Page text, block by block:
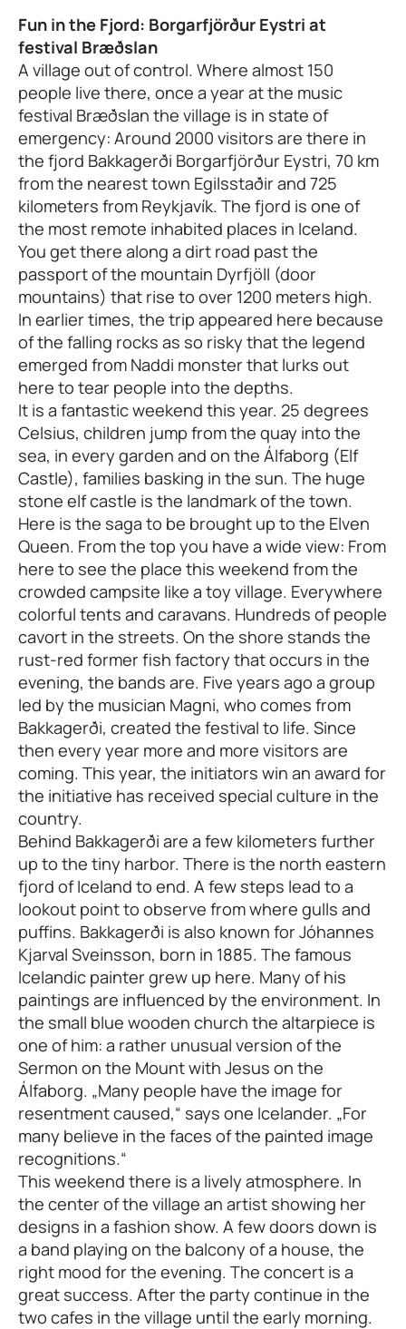
Fun in the Fjord: Borgarfjörður Eystri at
festival Bræðslan
A village out of control. Where almost 150
people live there, once a year at the music
festival Bræðslan the village is in state of
emergency: Around 2000 visitors are there in
the fjord Bakkagerði Borgarfjörður Eystri, 70 km
from the nearest town Egilsstaðir and 725
kilometers from Reykjavík. The fjord is one of
the most remote inhabited places in Iceland.
You get there along a dirt road past the
passport of the mountain Dyrfjöll (door
mountains) that rise to over 1200 meters high.
In earlier times, the trip appeared here because
of the falling rocks as so risky that the legend
emerged from Naddi monster that lurks out
here to tear people into the depths.
It is a fantastic weekend this year. 25 degrees
Celsius, children jump from the quay into the
sea, in every garden and on the Álfaborg (Elf
Castle), families basking in the sun. The huge
stone elf castle is the landmark of the town.
Here is the saga to be brought up to the Elven
Queen. From the top you have a wide view: From
here to see the place this weekend from the
crowded campsite like a toy village. Everywhere
colorful tents and caravans. Hundreds of people
cavort in the streets. On the shore stands the
rust-red former fish factory that occurs in the
evening, the bands are. Five years ago a group
led by the musician Magni, who comes from
Bakkagerði, created the festival to life. Since
then every year more and more visitors are
coming. This year, the initiators win an award for
the initiative has received special culture in the
country.
Behind Bakkagerði are a few kilometers further
up to the tiny harbor. There is the north eastern
fjord of Iceland to end. A few steps lead to a
lookout point to observe from where gulls and
puffins. Bakkagerði is also known for Jóhannes
Kjarval Sveinsson, born in 1885. The famous
Icelandic painter grew up here. Many of his
paintings are influenced by the environment. In
the small blue wooden church the altarpiece is
one of him: a rather unusual version of the
Sermon on the Mount with Jesus on the
Álfaborg. „Many people have the image for
resentment caused,“ says one Icelander. „For
many believe in the faces of the painted image
recognitions.“
This weekend there is a lively atmosphere. In
the center of the village an artist showing her
designs in a fashion show. A few doors down is
a band playing on the balcony of a house, the
right mood for the evening. The concert is a
great success. After the party continue in the
two cafes in the village until the early morning.